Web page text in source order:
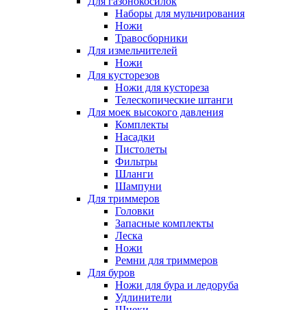
Наборы для мульчирования
Ножи
Травосборники
Для измельчителей
Ножи
Для кусторезов
Ножи для кустореза
Телескопические штанги
Для моек высокого давления
Комплекты
Насадки
Пистолеты
Фильтры
Шланги
Шампуни
Для триммеров
Головки
Запасные комплекты
Леска
Ножи
Ремни для триммеров
Для буров
Ножи для бура и ледоруба
Удлинители